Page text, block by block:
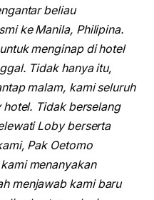
beliau
ke Manila, Philipina.
menginap di hotel
Tidak hanya itu,
malam, kami seluruh
Tidak berselang
Loby berserta
Pak Oetomo
menanyakan
menjawab kami baru